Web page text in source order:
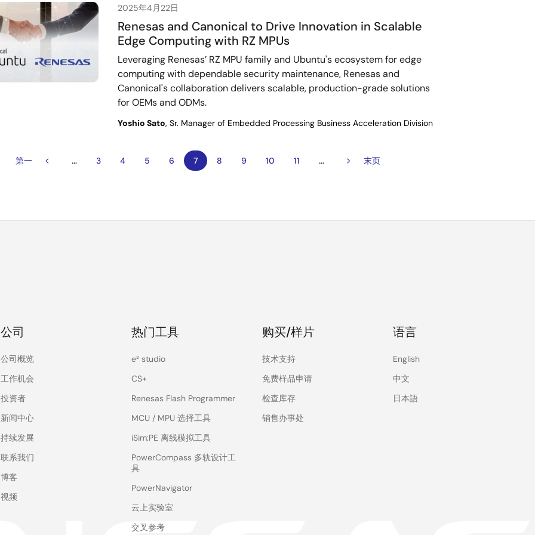
2025年4月22日
Renesas and Canonical to Drive Innovation in Scalable
Edge Computing with RZ MPUs
Leveraging Renesas’ RZ MPU family and Ubuntu's ecosystem for edge
computing with dependable security maintenance, Renesas and
Canonical's collaboration delivers scalable, production-grade solutions
for OEMs and ODMs.
Yoshio Sato, Sr. Manager of Embedded Processing Business Acceleration Division
首
第一
前
…
页
3
页
4
页
5
页
6
当
前
7
页
8
页
9
页
10
页
11 …
下
末
末页
公司
公司概览
工作机会
投资者
新闻中心
持续发展
联系我们
博客
视频
热门工具
e² studio
CS+
Renesas Flash Programmer
MCU / MPU 选择工具
iSim:PE 离线模拟工具
PowerCompass 多轨设计工
具
PowerNavigator
云上实验室
交叉参考
购买/样片
技术支持
免费样品申请
检查库存
销售办事处
语言
English
中文
日本語